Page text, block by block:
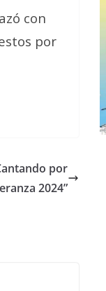
con
por
por
2024”